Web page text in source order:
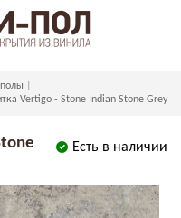
Vertigo - Stone Indian Stone Grey
Есть в наличии